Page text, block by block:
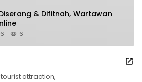
& Difitnah, Wartawan
6
attraction,